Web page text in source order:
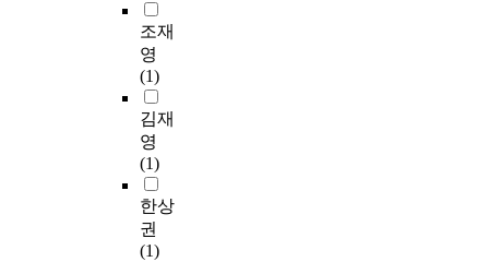
조재
영
(1)
김재
영
(1)
한상
권
(1)